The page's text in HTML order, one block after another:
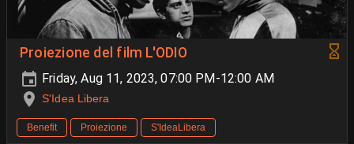
Proiezione del film L'ODIO
Friday, Aug 11, 2023, 07:00 PM-12:00 AM
S'Idea Libera
Benefit Proiezione S'IdeaLibera